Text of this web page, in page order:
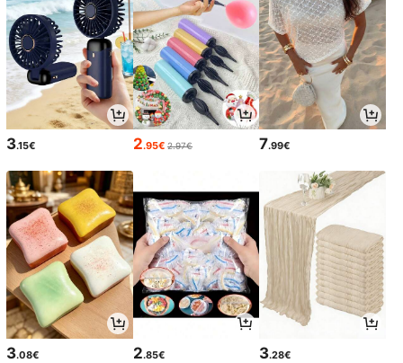
3.15€ 2.95€ 2.97€ 7.99€
3.08€ 2.85€ 3.28€